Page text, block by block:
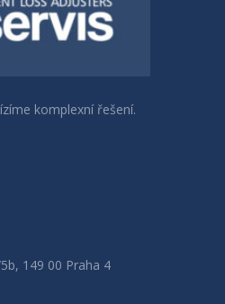
komplexní řešení.
149 00 Praha 4